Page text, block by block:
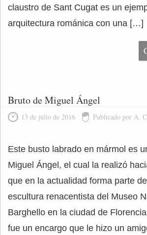
claustro de Sant Cugat es un
arquitectura románica con una […]
Bruto de Miguel Ángel
13 de julio de 2016 Publicado por A.
Este busto labrado en mármol es
Miguel Ángel, el cual la realizó
que en la actualidad forma parte
escultura renacentista del Museo
Barghello en la ciudad de
fue un encargo que le hizo un